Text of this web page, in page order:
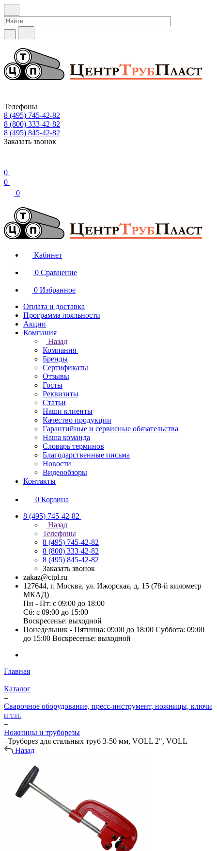
Телефоны
8 (495) 745-42-82
8 (800) 333-42-82
8 (495) 845-42-82
Заказать звонок
0
0
0
Кабинет
0 Сравнение
0 Избранное
Оплата и доставка
Программа лояльности
Акции
Компания
Назад
Компания
Бренды
Сертификаты
Отзывы
Госты
Реквизиты
Статьи
Наши клиенты
Качество продукции
Гарантийные и сервисные обязательства
Наша команда
Словарь терминов
Благодарственные письма
Новости
Видеообзоры
Контакты
0 Корзина
8 (495) 745-42-82
Назад
Телефоны
8 (495) 745-42-82
8 (800) 333-42-82
8 (495) 845-42-82
Заказать звонок
zakaz@ctpl.ru
127644, г. Москва, ул. Ижорская, д. 15 (78-й километр
МКАД)
Пн - Пт: с 09:00 до 18:00
Сб: с 09:00 до 15:00
Воскресенье: выходной
Понедельник - Пятница: 09:00 до 18:00 Суббота: 09:00
до 15:00 Воскресенье: выходной
Главная
–
Каталог
–
Сварочное оборудование, пресс-инструмент, ножницы, ключи
и т.п.
–
Ножницы и труборезы
–Труборез для стальных труб 3-50 мм, VOLL 2", VOLL
Назад